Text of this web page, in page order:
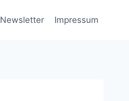
Newsletter Impressum